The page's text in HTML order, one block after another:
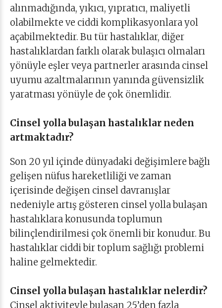
alınmadığında, yıkıcı, yıpratıcı, maliyetli
olabilmekte ve ciddi komplikasyonlara yol
açabilmektedir. Bu tür hastalıklar, diğer
hastalıklardan farklı olarak bulaşıcı olmaları
yönüyle eşler veya partnerler arasında cinsel
uyumu azaltmalarının yanında güvensizlik
yaratması yönüyle de çok önemlidir.
Cinsel yolla bulaşan hastalıklar neden
artmaktadır?
Son 20 yıl içinde dünyadaki değişimlere bağlı
gelişen nüfus hareketliliği ve zaman
içerisinde değişen cinsel davranışlar
nedeniyle artış gösteren cinsel yolla bulaşan
hastalıklara konusunda toplumun
bilinçlendirilmesi çok önemli bir konudur. Bu
hastalıklar ciddi bir toplum sağlığı problemi
haline gelmektedir.
Cinsel yolla bulaşan hastalıklar nelerdir?
Cinsel aktiviteyle bulaşan 25’den fazla